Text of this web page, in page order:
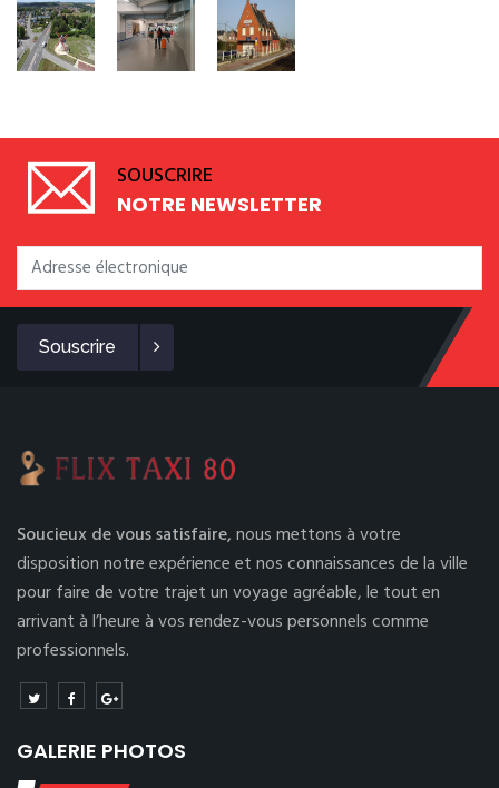
SOUSCRIRE
NOTRE NEWSLETTER
Souscrire
Soucieux de vous satisfaire,nous mettons à votre
disposition notre expérience et nos connaissances de la ville
pour faire de votre trajet un voyage agréable, le tout en
arrivant à l’heure à vos rendez-vous personnels comme
professionnels.
GALERIE PHOTOS